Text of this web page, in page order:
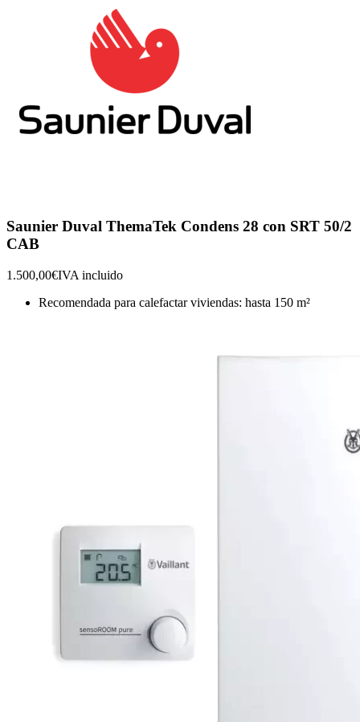
Saunier Duval ThemaTek Condens 28 con SRT 50/2
CAB
1.500,00€IVA incluido
Recomendada para calefactar viviendas: hasta 150 m²